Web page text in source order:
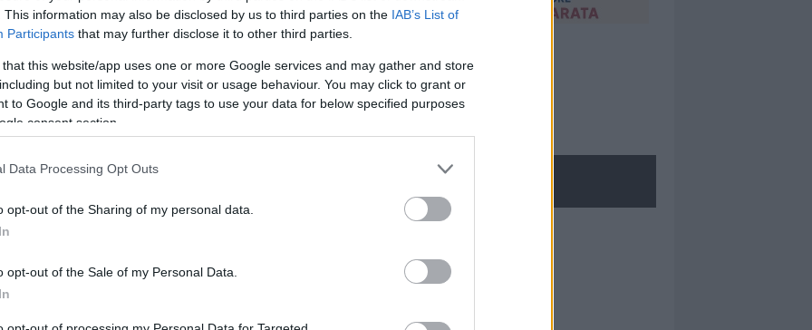
This information may also be disclosed by us to third parties on the IAB’s List of
Participants that may further disclose it to other third parties.
that this website/app uses one or more Google services and may gather and store
but not limited to your visit or usage behaviour. You may click to grant or
to Google and its third-party tags to use your data for below specified purposes
consent section.
Data Processing Opt Outs
opt-out of the Sharing of my personal data.
opt-out of the Sale of my Personal Data.
cliccandoqui
nella sezioneLogindal menù del sito o